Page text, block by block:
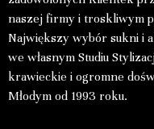
naszej firmy i troskliwym
Największy wybór sukni i
we własnym Studiu
krawieckie i ogromne
Młodym od 1993 roku.